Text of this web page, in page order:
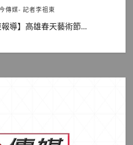
傳媒- 記者李祖東
報導】高雄春天藝術節...